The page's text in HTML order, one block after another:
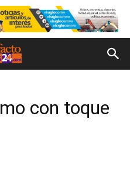
con toque